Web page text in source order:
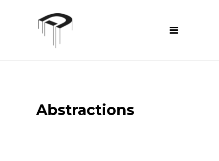
Abstractions